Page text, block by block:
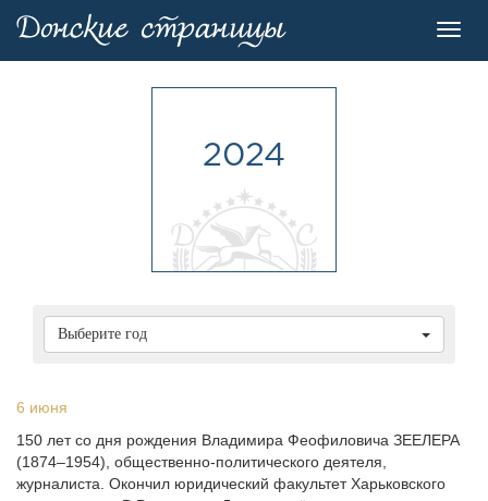
2024
Выберите год
6 июня
150 лет со дня рождения Владимира Феофиловича ЗЕЕЛЕРА
(1874–1954), общественно-политического деятеля,
журналиста. Окончил юридический факультет Харьковского